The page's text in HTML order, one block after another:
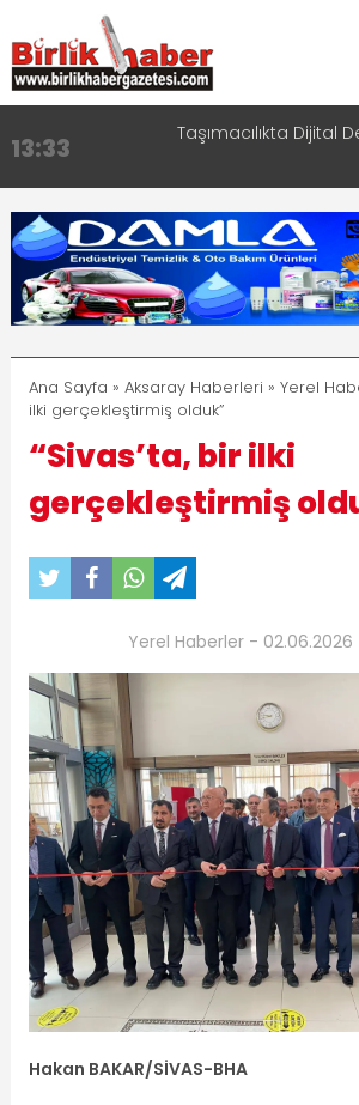
13:33 Taşımacılıkta Dijital
17:15
16:00
Aksaray Esnaf Rehberi ile
8:23 Aksaray Esnaf
11:30
Ana Sayfa » Aksaray Haberleri » Yerel
ilki gerçekleştirmiş olduk”
“Sivas’ta, bir ilki
gerçekleştirmiş
Yerel Haberler -
Hakan BAKAR/SİVAS-BHA